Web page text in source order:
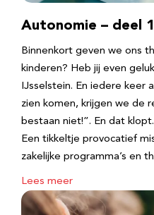
Autonomie – deel 1
Binnenkort geven we ons
kinderen? Heb jij even
IJsselstein. En iedere keer
zien komen, krijgen we de
bestaan niet!”. En dat
Een tikkeltje provocatief
zakelijke programma’s en
Lees meer